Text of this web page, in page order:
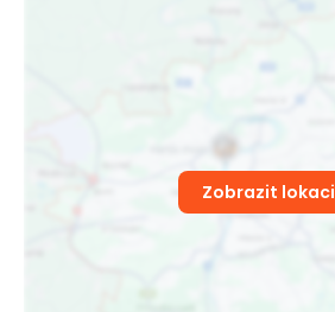
Zobrazit lokaci